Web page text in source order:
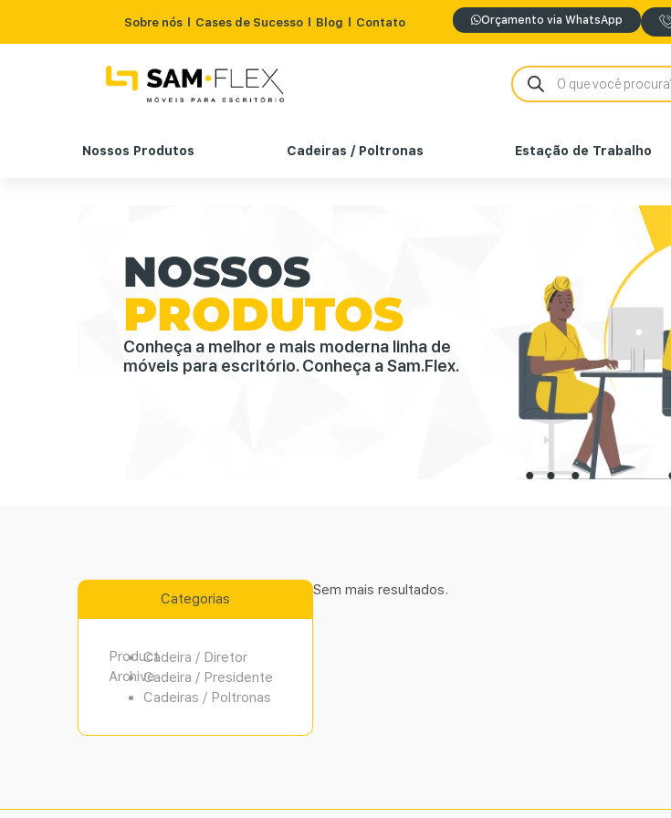
Sobre nós Cases de Sucesso Blog Contato Orçamento via WhatsApp
Nossos Produtos Cadeiras / Poltronas Estação de Trabalho
NOSSOS
PRODUTOS
Conheça a melhor e mais moderna linha de
móveis para escritório. Conheça a Sam.Flex.
Categorias
Product
Archive
Cadeira / Diretor
Cadeira / Presidente
Cadeiras / Poltronas
Sem mais resultados.